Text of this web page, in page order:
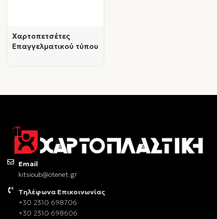
Χαρτοπετσέτες
Επαγγελματικού τύπου
Email
kitsioub@otenet.gr
Τηλέφωνα Επικοινωνίας
+30 2310 698706
+30 2310 698606